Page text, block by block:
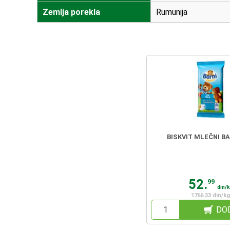
Zemlja porekla Rumunija
BISKVIT MLEČNI
52.99
din/
1766.33 din/kg